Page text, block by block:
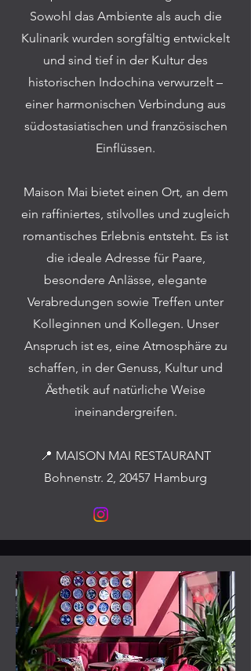
Sowohl das Ambiente als auch die
Kulinarik wurden sorgfältig entwickelt
und sind tief in der Kultur des
historischen Indochina verwurzelt –
einer harmonischen Verbindung aus
südostasiatischen und französischen
Einflüssen.
Maison Mai bietet einen Ort, an dem
ein raffiniertes, stilvolles und zugleich
romantisches Erlebnis entsteht. Es ist
die ideale Adresse für Paare,
besondere Anlässe, elegante
Verabredungen sowie Treffen unter
Kolleginnen und Kollegen. Unser
Anspruch ist es, eine Atmosphäre zu
schaffen, in der Genuss, Kultur und
Ästhetik auf natürliche Weise
ineinandergreifen.
📍 MAISON MAI RESTAURANT
Bohnenstr. 2, 20457 Hamburg